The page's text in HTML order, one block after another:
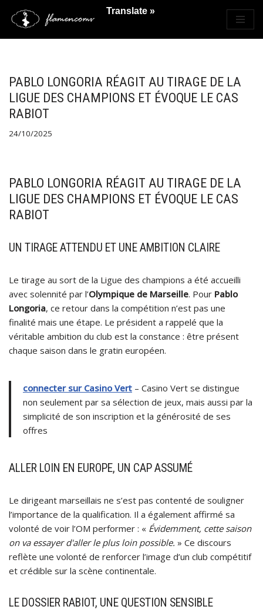
Saltar
PABLO LONGORIA RÉAGIT AU TIRAGE DE LA
LIGUE DES CHAMPIONS ET ÉVOQUE LE CAS
RABIOT
24/10/2025
PABLO LONGORIA RÉAGIT AU TIRAGE DE LA
LIGUE DES CHAMPIONS ET ÉVOQUE LE CAS
RABIOT
UN TIRAGE ATTENDU ET UNE AMBITION CLAIRE
Le tirage au sort de la Ligue des champions a été accueilli
avec solennité par l’Olympique de Marseille. Pour Pablo
Longoria, ce retour dans la compétition n’est pas une
finalité mais une étape. Le président a rappelé que la
véritable ambition du club est la constance : être présent
chaque saison dans le gratin européen.
connecter sur Casino Vert – Casino Vert se distingue
non seulement par sa sélection de jeux, mais aussi par la
simplicité de son inscription et la générosité de ses
offres
ALLER LOIN EN EUROPE, UN CAP ASSUMÉ
Le dirigeant marseillais ne s’est pas contenté de souligner
l’importance de la qualification. Il a également affirmé sa
volonté de voir l’OM performer : « Évidemment, cette saison
on va essayer d'aller le plus loin possible. » Ce discours
reflète une volonté de renforcer l’image d’un club compétitif
et crédible sur la scène continentale.
LE DOSSIER RABIOT, UNE QUESTION SENSIBLE
Translate »